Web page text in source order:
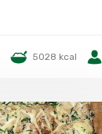
5028 kcal